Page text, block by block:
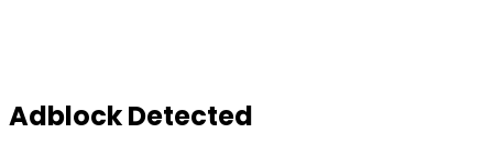
Adblock Detected